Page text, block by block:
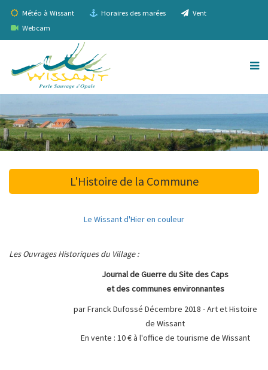
Météo à Wissant Horaires des marées
Vent
Webcam
L'Histoire de la Commune
Le Wissant d'Hier en couleur
Les Ouvrages Historiques du Village :
Journal de Guerre du Site des Caps
et des communes environnantes
par Franck Dufossé Décembre 2018 - Art et Histoire
de Wissant
En vente : 10 € à l'office de tourisme de Wissant